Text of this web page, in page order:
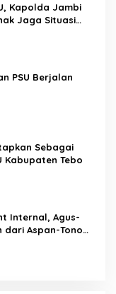
Kapolda Jambi
Jaga Situasi
PSU Berjalan
Sebagai
Kabupaten Tebo
Internal, Agus-
dari Aspan-Tono